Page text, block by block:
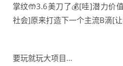
掌纹🤲3.6美刀了💰[哇]潜力价
社会]原来打造下一个主流B滴[
要玩就玩大项目…